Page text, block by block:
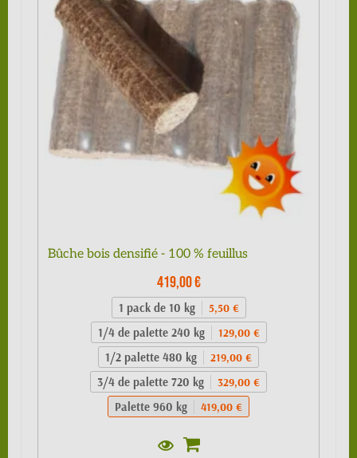
Bûche bois densifié - 100 % feuillus
419,00 €
1 pack de 10 kg 5,50 €
1/4 de palette 240 kg 129,00 €
1/2 palette 480 kg 219,00 €
3/4 de palette 720 kg 329,00 €
Palette 960 kg 419,00 €